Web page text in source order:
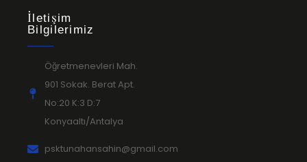
İletişim
Bilgilerimiz
Öğretmenevleri Mah.
901 Sokak. Berat Apt.
No:20 K:3 D:7
Konyaaltı/Antalya
psktunahansahin@gmail.com